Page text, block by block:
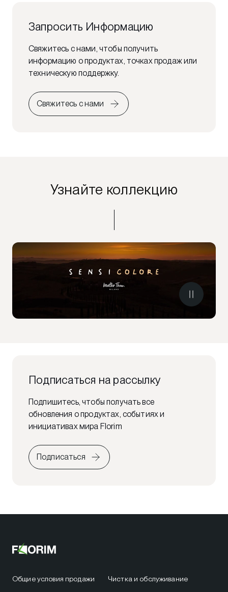
Запросить Информацию
Свяжитесь с нами, чтобы получить
информацию о продуктах, точках продаж или
техническую поддержку.
Свяжитесь с нами
Узнайте коллекцию
Подписаться на рассылку
Подпишитесь, чтобы получать все
обновления о продуктах, событиях и
инициативах мира Florim
Подписаться
Общие условия продажи Чистка и обслуживание